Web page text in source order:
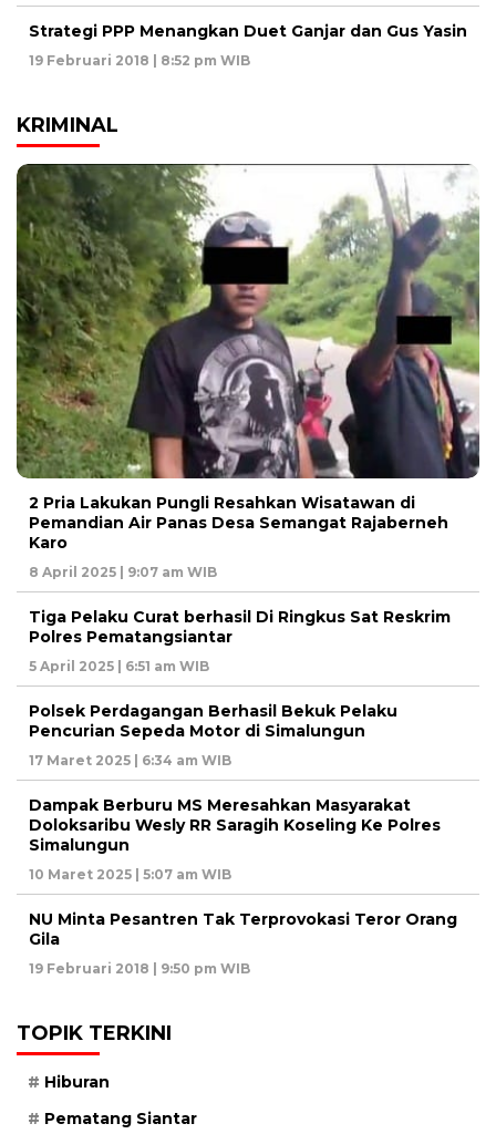
Strategi PPP Menangkan Duet Ganjar dan Gus Yasin
19 Februari 2018 | 8:52 pm WIB
KRIMINAL
2 Pria Lakukan Pungli Resahkan Wisatawan di
Pemandian Air Panas Desa Semangat Rajaberneh
Karo
8 April 2025 | 9:07 am WIB
Tiga Pelaku Curat berhasil Di Ringkus Sat Reskrim
Polres Pematangsiantar
5 April 2025 | 6:51 am WIB
Polsek Perdagangan Berhasil Bekuk Pelaku
Pencurian Sepeda Motor di Simalungun
17 Maret 2025 | 6:34 am WIB
Dampak Berburu MS Meresahkan Masyarakat
Doloksaribu Wesly RR Saragih Koseling Ke Polres
Simalungun
10 Maret 2025 | 5:07 am WIB
NU Minta Pesantren Tak Terprovokasi Teror Orang
Gila
19 Februari 2018 | 9:50 pm WIB
TOPIK TERKINI
Hiburan
Pematang Siantar